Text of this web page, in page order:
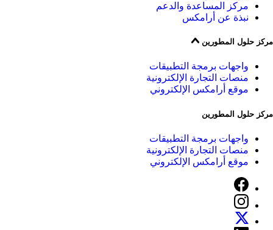
مركز المساعدة والدعم
نبذة عن أرامكس
مركز حلول المطورين
واجهات برمجة التطبيقات
منصات التجارة الإلكترونية
موقع أرامكس الإلكتروني
مركز حلول المطورين
واجهات برمجة التطبيقات
منصات التجارة الإلكترونية
موقع أرامكس الإلكتروني